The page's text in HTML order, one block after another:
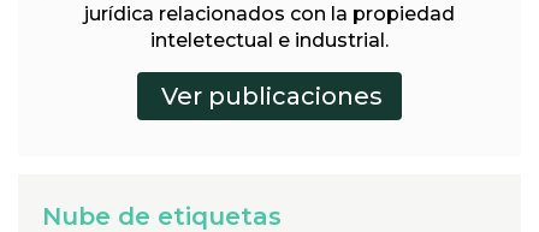
jurídica relacionados con la propiedad
inteletectual e industrial.
Nube de etiquetas